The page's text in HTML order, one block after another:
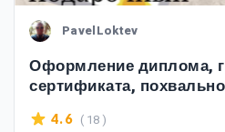
PavelLoktev
Оформление диплома,
сертификата,
объявления
4.6 ( 18 )